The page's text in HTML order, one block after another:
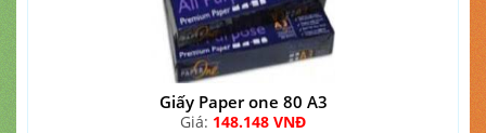
Giấy Paper one 80 A3
Giá: 148.148 VNĐ